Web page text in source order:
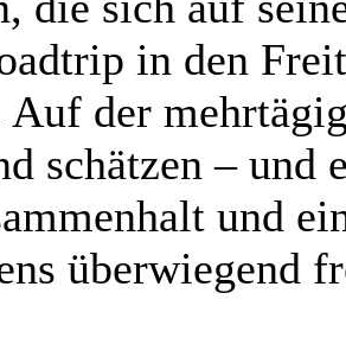
in den
der
schätzen – und
und
überwiegend